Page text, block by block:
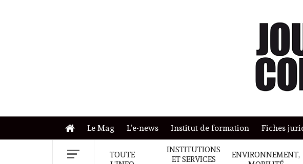
Le Mag L’e-news Institut de formation Fiches
TOUTE
INSTITUTIONS
ET SERVICES
ENVIRONNEMENT,